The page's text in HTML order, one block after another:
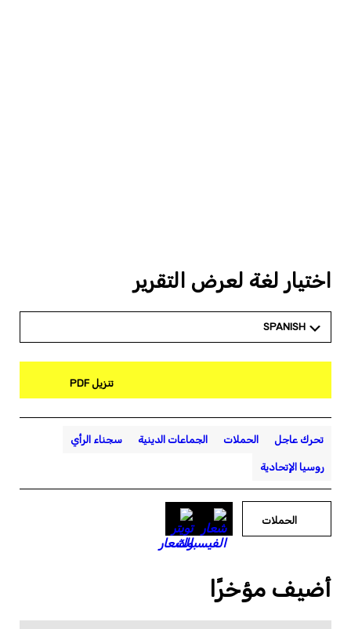
اختيار لغة لعرض التقرير
SPANISH
تنزيل PDF
تحرك عاجل الحملات الجماعات الدينية سجناء الرأي
روسيا الإتحادية
الحملات
أضيف مؤخرًا